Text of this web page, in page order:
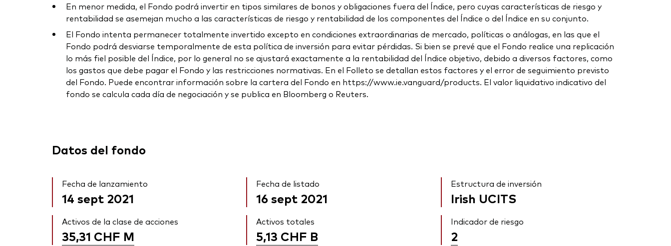
En menor medida, el Fondo podrá invertir en tipos similares de bonos y obligaciones fuera del Índice, pero cuyas características de riesgo y
rentabilidad se asemejan mucho a las características de riesgo y rentabilidad de los componentes del Índice o del Índice en su conjunto.
El Fondo intenta permanecer totalmente invertido excepto en condiciones extraordinarias de mercado, políticas o análogas, en las que el
Fondo podrá desviarse temporalmente de esta política de inversión para evitar pérdidas. Si bien se prevé que el Fondo realice una replicación
lo más fiel posible del Índice, por lo general no se ajustará exactamente a la rentabilidad del Índice objetivo, debido a diversos factores, como
los gastos que debe pagar el Fondo y las restricciones normativas. En el Folleto se detallan estos factores y el error de seguimiento previsto
del Fondo. Puede encontrar información sobre la cartera del Fondo en https://www.ie.vanguard/products. El valor liquidativo indicativo del
fondo se calcula cada día de negociación y se publica en Bloomberg o Reuters.
Datos del fondo
Fecha de lanzamiento
14 sept 2021
Fecha de listado
16 sept 2021
Estructura de inversión
Irish UCITS
Activos de la clase de acciones
35,31 CHF M
Activos totales
5,13 CHF B
Indicador de riesgo
2